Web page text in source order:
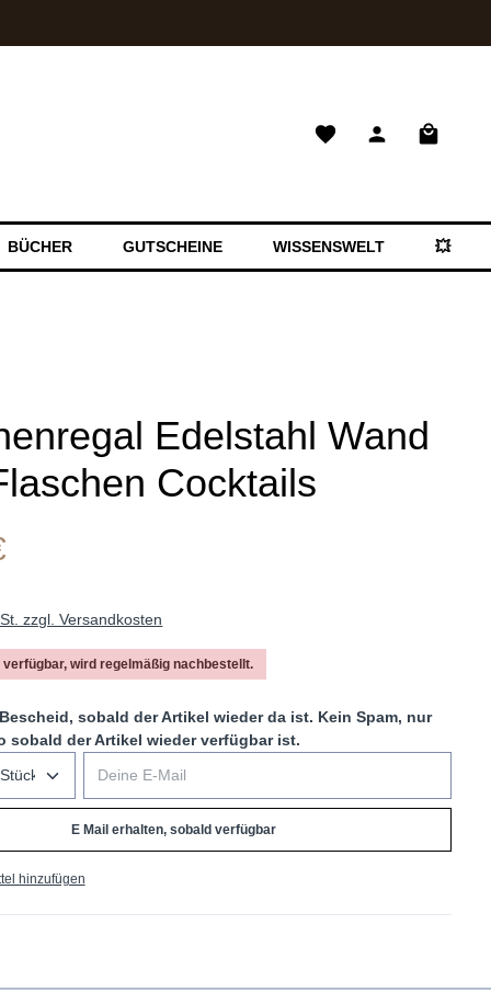
BÜCHER GUTSCHEINE WISSENSWELT 💥
Edelstahl Wand
Cocktails
zzgl. Versandkosten
verfügbar, wird regelmäßig nachbestellt.
sobald der Artikel wieder da ist. Kein Spam, nur
sobald der Artikel wieder verfügbar ist.
E Mail erhalten, sobald verfügbar
hinzufügen